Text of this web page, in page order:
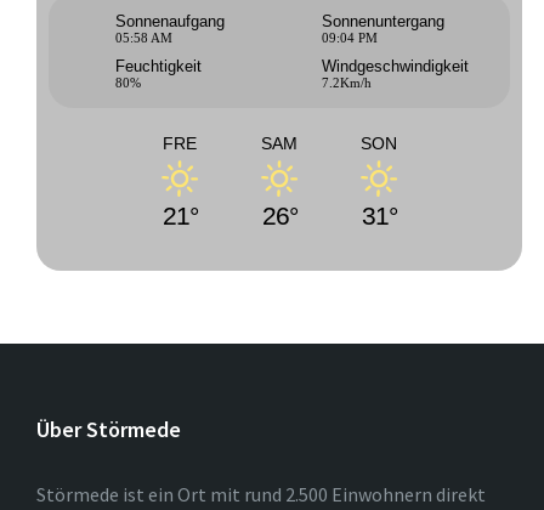
Sonnenaufgang
05:58 AM
Sonnenuntergang
09:04 PM
Feuchtigkeit
80%
Windgeschwindigkeit
7.2Km/h
FRE
21°
SAM
26°
SON
31°
Über Störmede
Störmede ist ein Ort mit rund 2.500 Einwohnern direkt